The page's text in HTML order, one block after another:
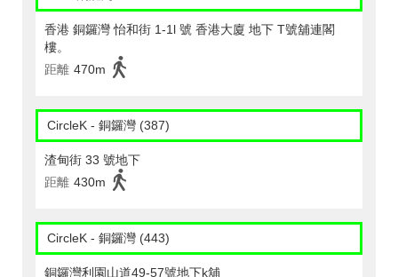
香港 銅鑼灣 怡和街 1-1l 號 香港大廈 地下 T號舖連閣
樓。
距離 470m
CircleK - 銅鑼灣 (387)
渣甸街 33 號地下
距離 430m
CircleK - 銅鑼灣 (443)
銅鑼灣利園山道49-57號地下k舖